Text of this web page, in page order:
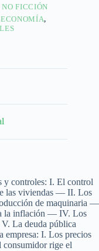
NO FICCIÓN
ECONOMÍA,
y controles: I. El control
las viviendas — II. Los
de maquinaria —
la inflación — IV. Los
La deuda pública
empresa: I. Los precios
rige el